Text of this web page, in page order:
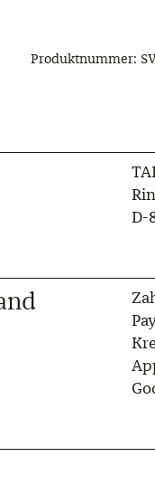
Produktnummer:
D-